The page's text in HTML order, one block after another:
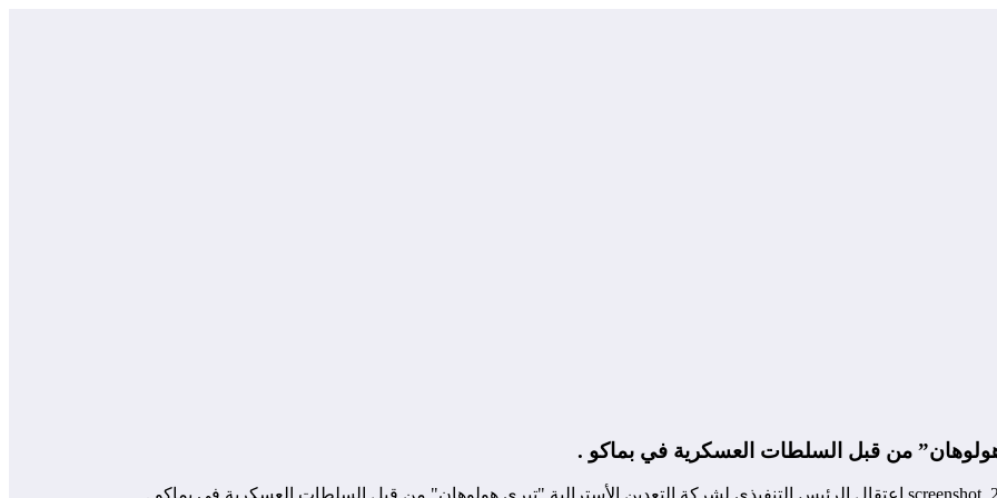
هولوهان” من قبل السلطات العسكرية في بماكو .